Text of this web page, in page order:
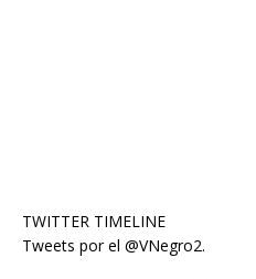
TWITTER TIMELINE
Tweets por el @VNegro2.